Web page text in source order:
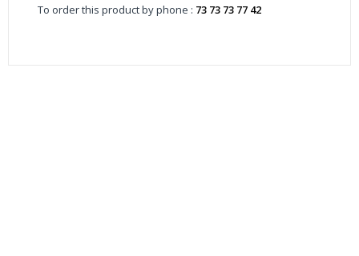
To order this product by phone : 73 73 73 77 42